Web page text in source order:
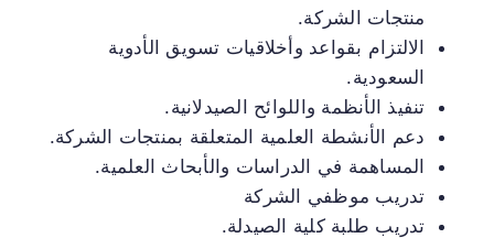
منتجات الشركة.
الالتزام بقواعد وأخلاقيات تسويق الأدوية
السعودية.
تنفيذ الأنظمة واللوائح الصيدلانية.
دعم الأنشطة العلمية المتعلقة بمنتجات الشركة.
المساهمة في الدراسات والأبحاث العلمية.
تدريب موظفي الشركة
تدريب طلبة كلية الصيدلة.